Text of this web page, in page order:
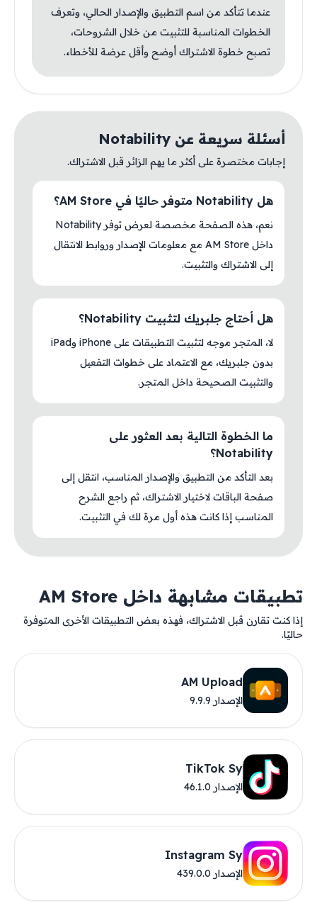
عندما تتأكد من اسم التطبيق والإصدار الحالي، وتعرف
الخطوات المناسبة للتثبيت من خلال الشروحات،
تصبح خطوة الاشتراك أوضح وأقل عرضة للأخطاء.
أسئلة سريعة عن Notability
إجابات مختصرة على أكثر ما يهم الزائر قبل الاشتراك.
هل Notability متوفر حاليًا في AM Store؟
نعم، هذه الصفحة مخصصة لعرض توفر Notability
داخل AM Store مع معلومات الإصدار وروابط الانتقال
إلى الاشتراك والتثبيت.
هل أحتاج جلبريك لتثبيت Notability؟
لا، المتجر موجه لتثبيت التطبيقات على iPhone وiPad
بدون جلبريك، مع الاعتماد على خطوات التفعيل
والتثبيت الصحيحة داخل المتجر.
ما الخطوة التالية بعد العثور على
Notability؟
بعد التأكد من التطبيق والإصدار المناسب، انتقل إلى
صفحة الباقات لاختيار الاشتراك، ثم راجع الشرح
المناسب إذا كانت هذه أول مرة لك في التثبيت.
تطبيقات مشابهة داخل AM Store
إذا كنت تقارن قبل الاشتراك، فهذه بعض التطبيقات الأخرى المتوفرة
حاليًا.
AM Upload
الإصدار 9.9.9
TikTok Sy
الإصدار 46.1.0
Instagram Sy
الإصدار 439.0.0